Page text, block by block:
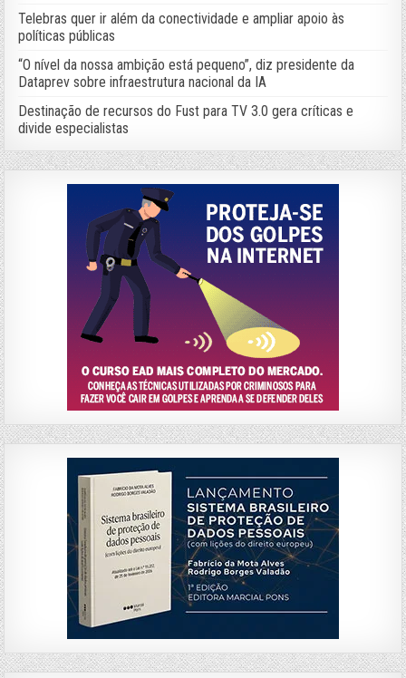
Telebras quer ir além da conectividade e ampliar apoio às
políticas públicas
“O nível da nossa ambição está pequeno”, diz presidente da
Dataprev sobre infraestrutura nacional da IA
Destinação de recursos do Fust para TV 3.0 gera críticas e
divide especialistas